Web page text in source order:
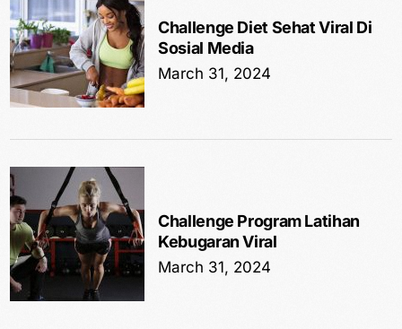
Challenge Diet Sehat Viral Di
Sosial Media
March 31, 2024
Challenge Program Latihan
Kebugaran Viral
March 31, 2024